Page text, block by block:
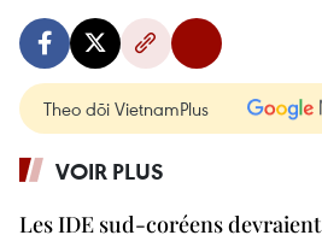
Theo dõi VietnamPlus
VOIR PLUS
Les IDE sud-coréens devraient